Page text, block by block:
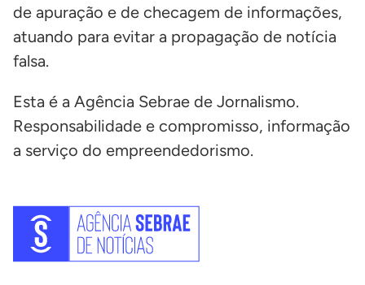
de apuração e de checagem de informações,
atuando para evitar a propagação de notícia
falsa.
Esta é a Agência Sebrae de Jornalismo.
Responsabilidade e compromisso, informação
a serviço do empreendedorismo.